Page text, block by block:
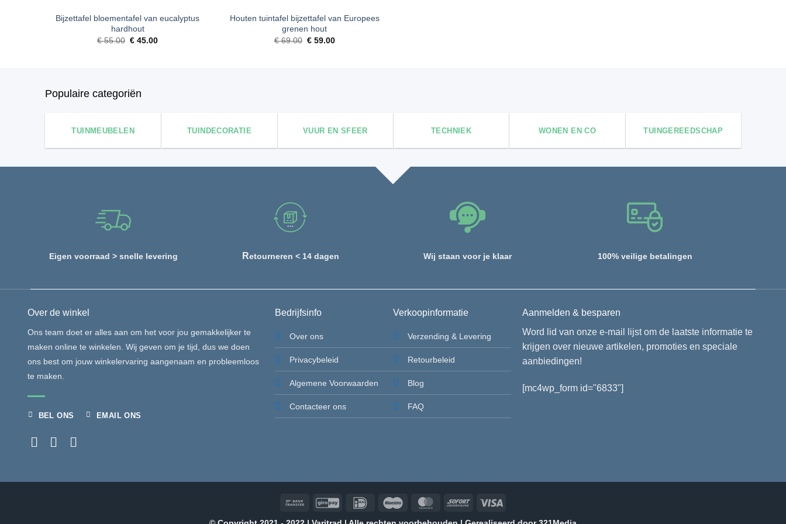
Bijzettafel bloementafel van eucalyptus
hardhout
€55.00 Oorspronkelijke
€ 45.00Huidige
Houten tuintafel bijzettafel van Europees
grenen hout
€69.00 Oorspronkelijke
€59.00Huidige
Populaire categoriën
TUINMEUBELEN TUINDECORATIE VUUR EN SFEER TECHNIEK WONEN EN CO TUINGEREEDSCHAP
Eigen voorraad > snelle levering Retourneren < 14 dagen Wij staan voor je klaar 100% veilige betalingen
Over de winkel
Ons team doet er alles aan om het voor jou gemakkelijker te
maken online te winkelen. Wij geven om je tijd, dus we doen
ons best om jouw winkelervaring aangenaam en probleemloos
te maken.
BEL ONS EMAIL ONS
Bedrijfsinfo
Over ons
Privacybeleid
Algemene Voorwaarden
Contacteer ons
Verkoopinformatie
Verzending & Levering
Retourbeleid
Blog
FAQ
Aanmelden & besparen
Word lid van onze e-mail lijst om de laatste informatie te
krijgen over nieuwe artikelen, promoties en speciale
aanbiedingen!
[mc4wp_form id="6833"]
Bank
GiroPay IDeal Maestro MasterCardSofort